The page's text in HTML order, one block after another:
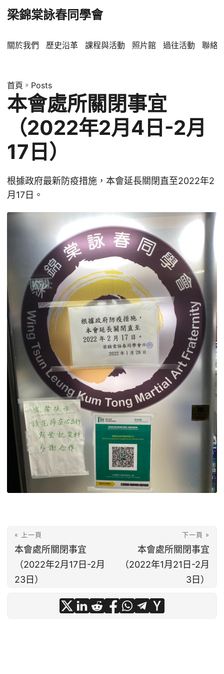
梁錦棠詠春同學會
關於我們 歷史沿革 課程與活動 照片館 過往活動 聯絡
首頁 » Posts
本會處所關閉事宜
（2022年2月4日-2月
17日）
根據政府最新防疫措施，本會延長關閉直至2022年2
月17日。
« 上一頁
本會處所關閉事宜
（2022年2月17日-2月
23日）
下一頁 »
本會處所關閉事宜
（2022年1月21日-2月
3日）